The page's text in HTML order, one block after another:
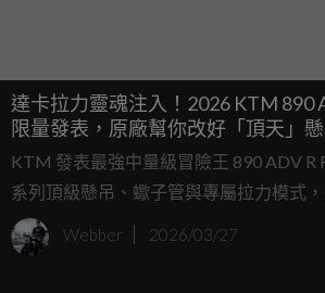
達卡拉力靈魂注入！2026 KTM 890
限量發表，原廠幫你改好「頂天」懸
KTM 發表最強中量級冒險王 890 ADV R
系列頂級懸吊、蠍子管與專屬拉力模式
270mm，將達卡賽車的硬核規格直接搬
Webber 2026/03/27